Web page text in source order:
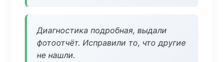
Диагностика подробная, выдали
фотоотчёт. Исправили то, что другие
не нашли.